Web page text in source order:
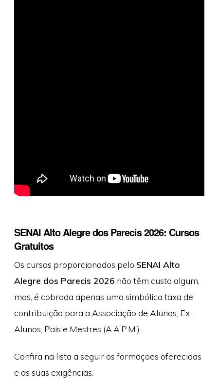
SENAI Alto Alegre dos Parecis 2026: Cursos
Gratuitos
Os cursos proporcionados pelo SENAI Alto
Alegre dos Parecis 2026 não têm custo algum,
mas, é cobrada apenas uma simbólica taxa de
contribuição para a Associação de Alunos, Ex-
Alunos, Pais e Mestres (A.A.P.M.).
Confira na lista a seguir os formações oferecidas
e as suas exigências.